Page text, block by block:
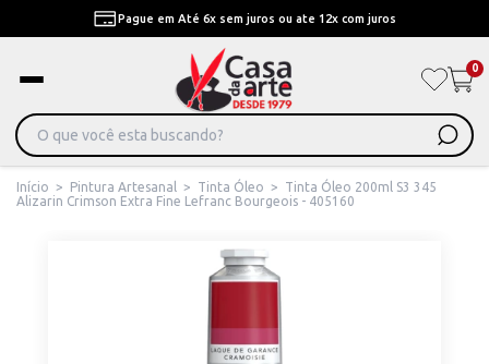
Pague em Até 6x sem juros ou ate 12x com juros
0
Início > Pintura Artesanal > Tinta Óleo >
Tinta Óleo 200ml S3 345
Alizarin Crimson Extra Fine Lefranc Bourgeois - 405160